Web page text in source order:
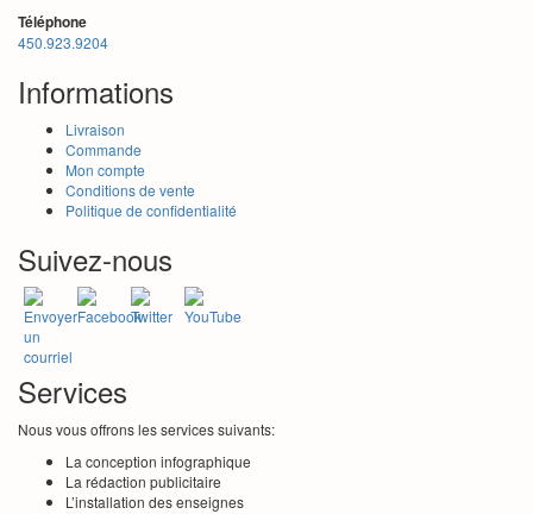
Téléphone
450.923.9204
Informations
Livraison
Commande
Mon compte
Conditions de vente
Politique de confidentialité
Suivez-nous
Services
Nous vous offrons les services suivants:
La conception infographique
La rédaction publicitaire
L’installation des enseignes